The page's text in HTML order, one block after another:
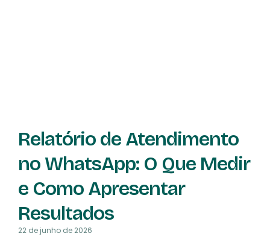
Relatório de Atendimento
no WhatsApp: O Que Medir
e Como Apresentar
Resultados
22 de junho de 2026